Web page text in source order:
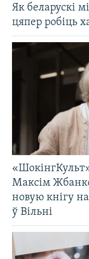
Як беларускі
цяпер робіць
Максім
новую кнігу
ў Вільні